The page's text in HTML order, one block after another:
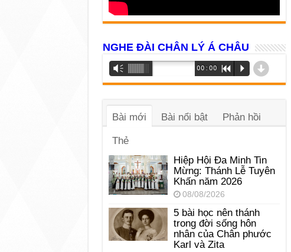
NGHE ĐÀI CHÂN LÝ Á CHÂU
Trình
phát
âm
Vm 00:00 R P d
Bài mới Bài nổi bật Phản hồi
Thẻ
Hiệp Hội Đa Minh Tin
Mừng: Thánh Lễ Tuyên
Khấn năm 2026
08/08/2026
5 bài học nên thánh
trong đời sống hôn
nhân của Chân phước
Karl và Zita